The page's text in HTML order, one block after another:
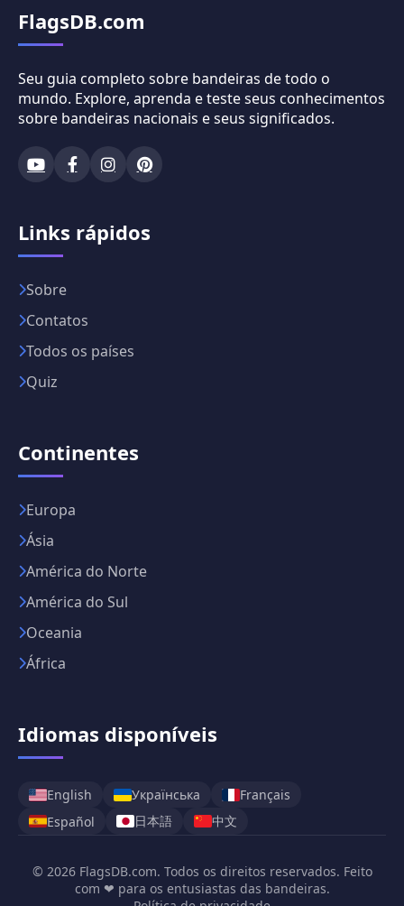
FlagsDB.com
Seu guia completo sobre bandeiras de todo o
mundo. Explore, aprenda e teste seus conhecimentos
sobre bandeiras nacionais e seus significados.
Links rápidos
Sobre
Contatos
Todos os países
Quiz
Continentes
Europa
Ásia
América do Norte
América do Sul
Oceania
África
Idiomas disponíveis
English Українська
Français
Español
日本語 中文
© 2026 FlagsDB.com. Todos os direitos reservados. Feito
com ❤ para os entusiastas das bandeiras.